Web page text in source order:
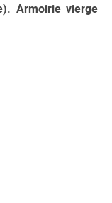
Armoirie vierge